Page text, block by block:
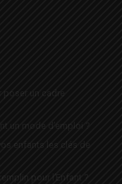
poser un cadre
un mode d’emploi ?
enfants les clés de
pour l’Enfant ?